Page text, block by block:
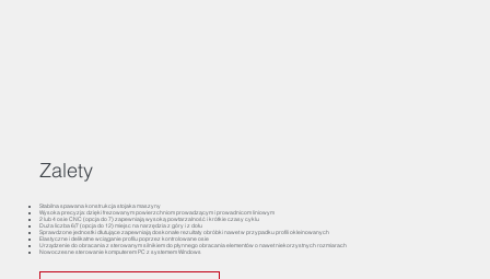
Zalety
Stabilna spawana konstrukcja stojaka maszyny
Wysoka precyzja: dzięki frezowanym powierzchniom prowadzącym i prowadnicom liniowym
2 lub 4 osie CNC (opcja do 7) zapewniają wysoką powtarzalność i krótkie czasy cyklu
Duża liczba 6/7 (opcja do 12) miejsc na narzędzia z góry i z dołu
Sprawdzone jednostki dłutujące zapewniają doskonałe rezultaty obróbki nawet w przypadku profili okleinowanych
Elastyczne i delikatne wciąganie profilu poprzez kontrolowane osie
Urządzenie do obracania z sterowanym silnikiem do płynnego obracania elementów o nawet niekorzystnych rozmiarach
Nowoczesne sterowanie komputerem PC z systemem Windows